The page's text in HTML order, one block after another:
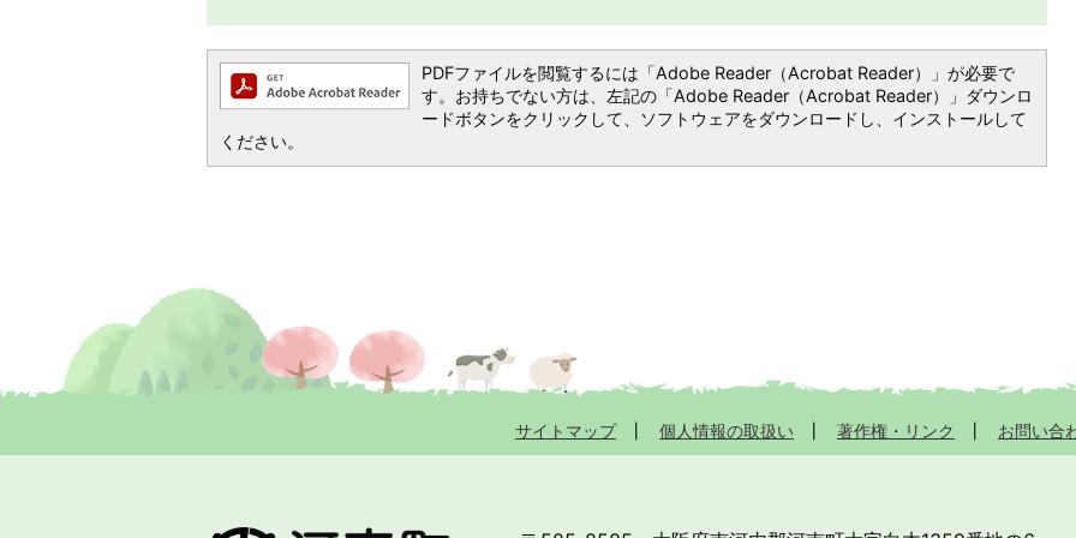
PDFファイルを閲覧するには「Adobe Reader（Acrobat Reader）」が必要で
す。お持ちでない方は、左記の「Adobe Reader（Acrobat Reader）」ダウンロ
ードボタンをクリックして、ソフトウェアをダウンロードし、インストールして
ください。
サイトマップ 個人情報の取扱い 著作権・リンク お問い合